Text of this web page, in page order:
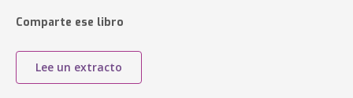
Comparte ese libro
Lee un extracto